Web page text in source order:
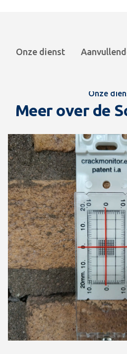
Onze dienst
Onze
Meer over de